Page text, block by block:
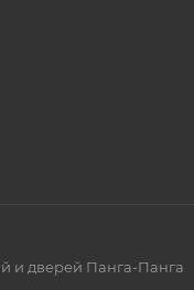
и дверей Панга-Панга